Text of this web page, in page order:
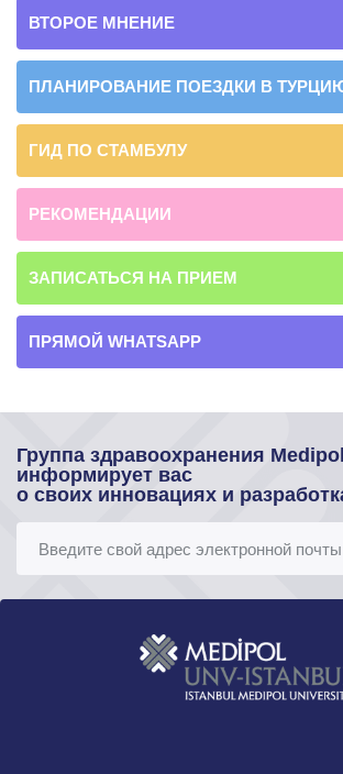
ВТОРОЕ МНЕНИЕ
ПЛАНИРОВАНИЕ ПОЕЗДКИ В
ГИД ПО СТАМБУЛУ
РЕКОМЕНДАЦИИ
ЗАПИСАТЬСЯ НА ПРИЕМ
ПРЯМОЙ WHATSAPP
Группа здравоохранения Medipol
информирует вас
о своих инновациях и